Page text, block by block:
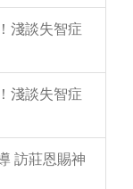
淺談失智症
淺談失智症
訪莊恩賜神